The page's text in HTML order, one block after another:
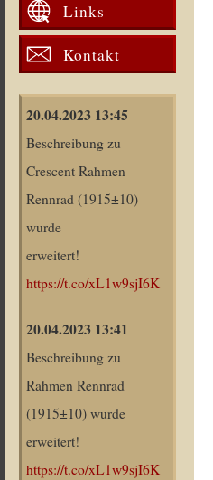
Links
Kontakt
20.04.2023 13:45
Beschreibung zu
Crescent Rahmen
Rennrad (1915±10)
wurde
erweitert!
https://t.co/xL1w9sjI6K
20.04.2023 13:41
Beschreibung zu
Rahmen Rennrad
(1915±10) wurde
erweitert!
https://t.co/xL1w9sjI6K